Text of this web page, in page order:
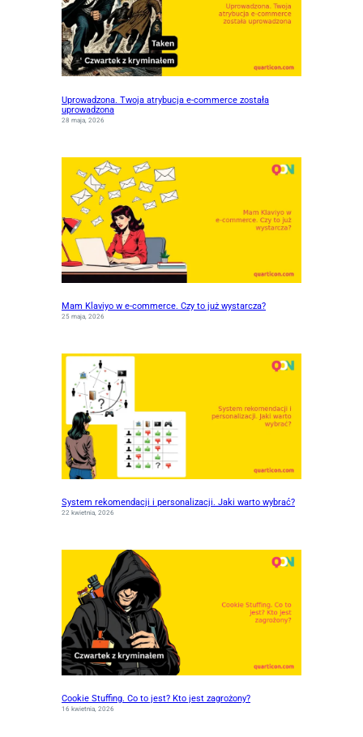
Uprowadzona. Twoja atrybucja e-commerce została
uprowadzona
28 maja, 2026
Mam Klaviyo w e-commerce. Czy to już wystarcza?
25 maja, 2026
System rekomendacji i personalizacji. Jaki warto wybrać?
22 kwietnia, 2026
Cookie Stuffing. Co to jest? Kto jest zagrożony?
16 kwietnia, 2026